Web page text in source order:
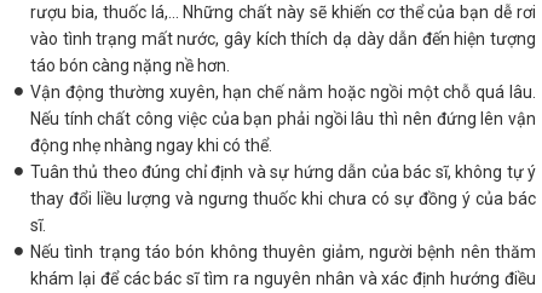
rượu bia, thuốc lá,... Những chất này sẽ khiến cơ thể của bạn dễ rơi
vào tình trạng mất nước, gây kích thích dạ dày dẫn đến hiện tượng
táo bón càng nặng nề hơn.
Vận động thường xuyên, hạn chế nằm hoặc ngồi một chỗ quá lâu.
Nếu tính chất công việc của bạn phải ngồi lâu thì nên đứng lên vận
động nhẹ nhàng ngay khi có thể.
Tuân thủ theo đúng chỉ định và sự hứng dẫn của bác sĩ, không tự ý
thay đổi liều lượng và ngưng thuốc khi chưa có sự đồng ý của bác
sĩ.
Nếu tình trạng táo bón không thuyên giảm, người bệnh nên thăm
khám lại để các bác sĩ tìm ra nguyên nhân và xác định hướng điều